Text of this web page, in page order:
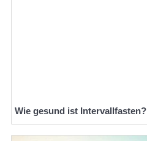
Wie gesund ist Intervallfasten?